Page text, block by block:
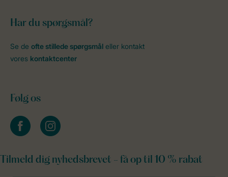
Har du spørgsmål?
Se de ofte stillede spørgsmål eller kontakt
vores kontaktcenter
Følg os
facebookinstagram
Tilmeld dig nyhedsbrevet - få op til 10 % rabat